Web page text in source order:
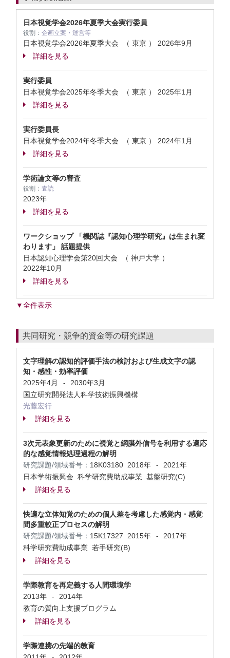
日本視覚学会2026年夏季大会実行委員
役割： 企画立案・運営等
日本視覚学会2026年夏季大会 （ 東京 ） 2026年9月
詳細を見る
実行委員
日本視覚学会2025年冬季大会 （ 東京 ） 2025年1月
詳細を見る
実行委員長
日本視覚学会2024年冬季大会 （ 東京 ） 2024年1月
詳細を見る
学術論文等の審査
役割： 査読
2023年
詳細を見る
ワークショップ 「機関誌『認知心理学研究』は生まれ変
わります」 話題提供
日本認知心理学会第20回大会 （ 神戸大学 ）
2022年10月
詳細を見る
▼全件表示
共同研究・競争的資金等の研究課題
文字理解の認知的評価手法の検討および生成文字の認
知・感性・効率評価
2025年4月
-
2030年3月
国立研究開発法人科学技術振興機構
光藤宏行
詳細を見る
3次元表象更新のために視覚と網膜外信号を利用する適応
的な感覚情報処理過程の解明
研究課題/領域番号： 18K03180 2018年 -
2021年
日本学術振興会 科学研究費助成事業 基盤研究(C)
詳細を見る
快適な立体知覚のための個人差を考慮した感覚内・感覚
間多重較正プロセスの解明
研究課題/領域番号： 15K17327 2015年 -
2017年
科学研究費助成事業 若手研究(B)
詳細を見る
学際教育を再定義する人間環境学
2013年
-
2014年
教育の質向上支援プログラム
詳細を見る
学際連携の先端的教育